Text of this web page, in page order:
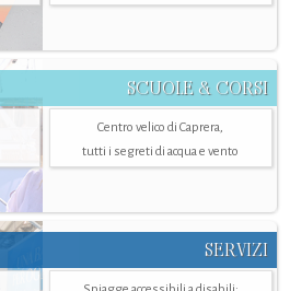
SCUOLE & CORSI
Centro velico di Caprera,
tutti i segreti di acqua e vento
SERVIZI